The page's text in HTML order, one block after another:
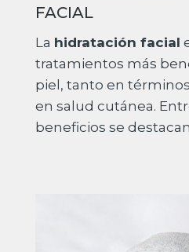
FACIAL
La hidratación facial
tratamientos más
piel, tanto en
en salud cutánea.
beneficios se